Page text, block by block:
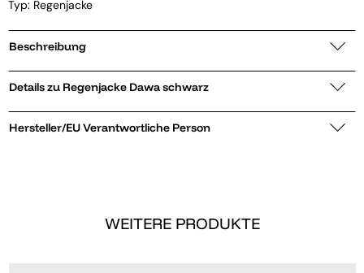
Typ: Regenjacke
Beschreibung
Details zu Regenjacke Dawa schwarz
Hersteller/EU Verantwortliche Person
WEITERE PRODUKTE